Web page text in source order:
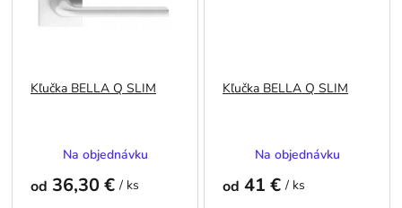
Kľučka BELLA Q SLIM
Priemerné
produktu
Na objednávku
od 36,30 € / ks
Kľučka BELLA Q SLIM
Priemerné
produktu
Na objednávku
od 41 € / ks